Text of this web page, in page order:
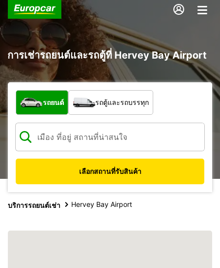
การเช่ารถยนต์และรถตู้ที่ Hervey Bay Airport
รถประเภทใด
รถยนต์ รถตู้และรถบรรทุก
เลือกสถานที่รับสินค้า
บริการรถยนต์เช่า Hervey Bay Airport